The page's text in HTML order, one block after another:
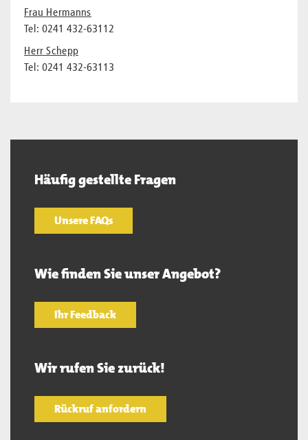
Frau Hermanns
Tel: 0241 432-63112
Herr Schepp
Tel: 0241 432-63113
Häufig gestellte Fragen
Unsere FAQs
Wie finden Sie unser Angebot?
Ihr Feedback
Wir rufen Sie zurück!
Rückruf anfordern